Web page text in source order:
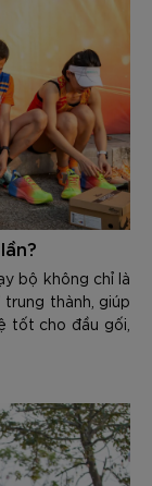
bộ không chỉ là
trung thành, giúp
tốt cho đầu gối,
mọi vật dùng
dụng 1 đôi giày
như: Viêm cân